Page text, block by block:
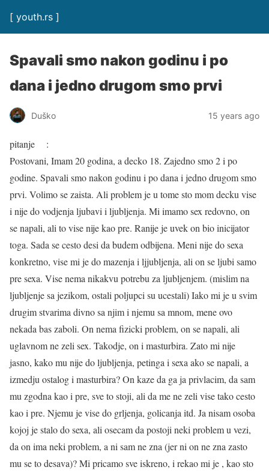
[ youth.rs ]
Spavali smo nakon godinu i po
dana i jedno drugom smo prvi
Duško 15 years ago
pitanje :
Postovani, Imam 20 godina, a decko 18. Zajedno smo 2 i po
godine. Spavali smo nakon godinu i po dana i jedno drugom smo
prvi. Volimo se zaista. Ali problem je u tome sto mom decku vise
i nije do vodjenja ljubavi i ljubljenja. Mi imamo sex redovno, on
se napali, ali to vise nije kao pre. Ranije je uvek on bio inicijator
toga. Sada se cesto desi da budem odbijena. Meni nije do sexa
konkretno, vise mi je do mazenja i ljjubljenja, ali on se ljubi samo
pre sexa. Vise nema nikakvu potrebu za ljubljenjem. (mislim na
ljubljenje sa jezikom, ostali poljupci su ucestali) Iako mi je u svim
drugim stvarima divno sa njim i njemu sa mnom, mene ovo
nekada bas zaboli. On nema fizicki problem, on se napali, ali
uglavnom ne zeli sex. Takodje, on i masturbira. Zato mi nije
jasno, kako mu nije do ljubljenja, petinga i sexa ako se napali, a
izmedju ostalog i masturbira? On kaze da ga ja privlacim, da sam
mu zgodna kao i pre, sve to stoji, ali da me ne zeli vise tako cesto
kao i pre. Njemu je vise do grljenja, golicanja itd. Ja nisam osoba
kojoj je stalo do sexa, ali osecam da postoji neki problem u vezi,
da on ima neki problem, a ni sam ne zna (jer ni on ne zna zasto
mu se to desava)? Mi pricamo sve iskreno, i rekao mi je , kao sto